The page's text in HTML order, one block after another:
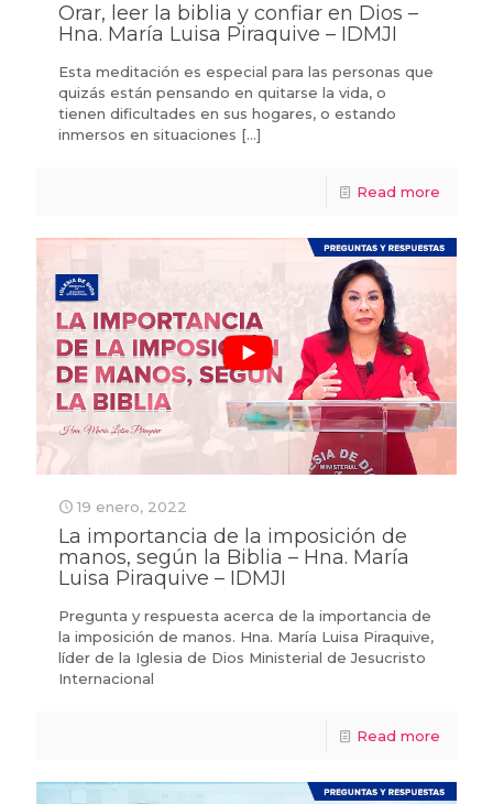
Orar, leer la biblia y confiar en Dios –
Hna. María Luisa Piraquive – IDMJI
Esta meditación es especial para las personas que
quizás están pensando en quitarse la vida, o
tienen dificultades en sus hogares, o estando
inmersos en situaciones […]
Read more
19 enero, 2022
La importancia de la imposición de
manos, según la Biblia – Hna. María
Luisa Piraquive – IDMJI
Pregunta y respuesta acerca de la importancia de
la imposición de manos. Hna. María Luisa Piraquive,
líder de la Iglesia de Dios Ministerial de Jesucristo
Internacional
Read more